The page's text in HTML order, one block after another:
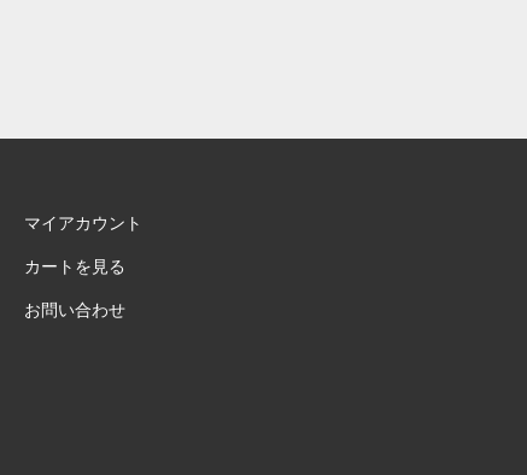
マイアカウント
カートを見る
お問い合わせ